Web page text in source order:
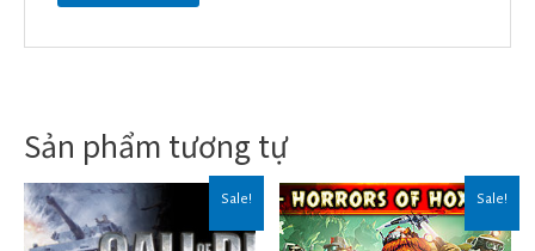
Sản phẩm tương tự
Sale! Sale!